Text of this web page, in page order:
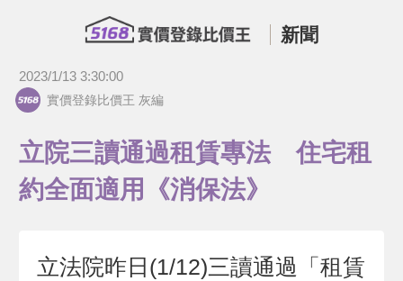
新聞
2023/1/13 3:30:00
實價登錄比價王 灰編
立院三讀通過租賃專法 住宅租
約全面適用《消保法》
立法院昨日(1/12)三讀通過「租賃